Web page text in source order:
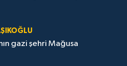
gazi şehri Mağusa